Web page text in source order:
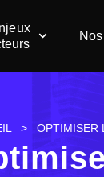
> OPTIMISER